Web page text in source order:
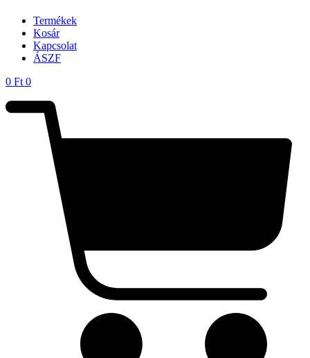
Termékek
Kosár
Kapcsolat
ÁSZF
0 Ft 0